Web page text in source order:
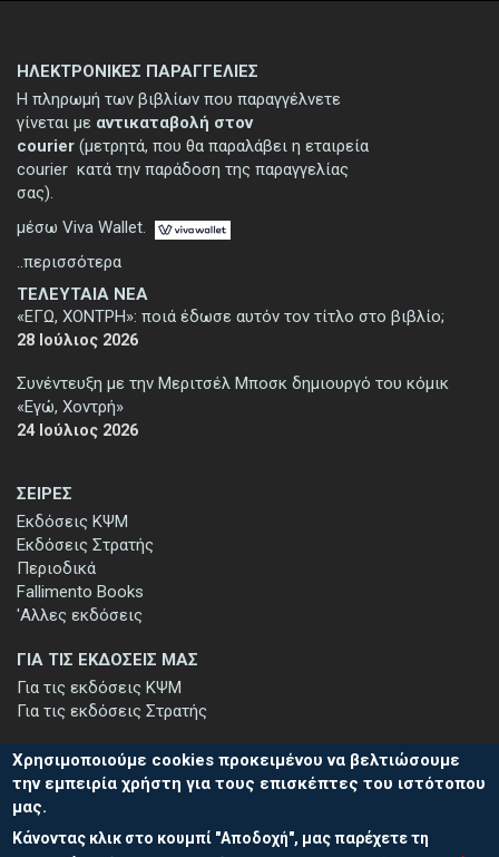
ΣΕΙΡΕΣ
Εκδόσεις ΚΨΜ
Εκδόσεις Στρατής
Περιοδικά
Fallimento Books
'Αλλες εκδόσεις
ΤΕΛΕΥΤΑΙΑ ΝΕΑ
«ΕΓΩ, ΧΟΝΤΡΗ»: ποιά έδωσε αυτόν τον τίτλο στο βιβλίο;
28 Ιούλιος 2026
Συνέντευξη με την Μεριτσέλ Μποσκ δημιουργό του κόμικ
«Εγώ, Χοντρή»
24 Ιούλιος 2026
ΓΙΑ ΤΙΣ ΕΚΔΟΣΕΙΣ ΜΑΣ
Για τις εκδόσεις ΚΨΜ
Για τις εκδόσεις Στρατής
ΗΛΕΚΤΡΟΝΙΚΕΣ ΠΑΡΑΓΓΕΛΙΕΣ
Η πληρωμή των βιβλίων που παραγγέλνετε
γίνεται με αντικαταβολή στον
courier (μετρητά, που θα παραλάβει η εταιρεία
courier κατά την παράδοση της παραγγελίας
σας).
μέσω Viva Wallet.
..περισσότερα
ΕΓΓΡΑΦΗ ΣΤΟ ΕΝΗΜΕΡΩΤΙΚΟ ΔΕΛΤΙΟ
Μείνετε ενημερωμένοι για τις νέες εκδόσεις μας και τις εκδηλώσεις
Χρησιμοποιούμε cookies προκειμένου να βελτιώσουμε
την εμπειρία χρήστη για τους επισκέπτες του ιστότοπου
μας.
Κάνοντας κλικ στο κουμπί "Αποδοχή", μας παρέχετε τη